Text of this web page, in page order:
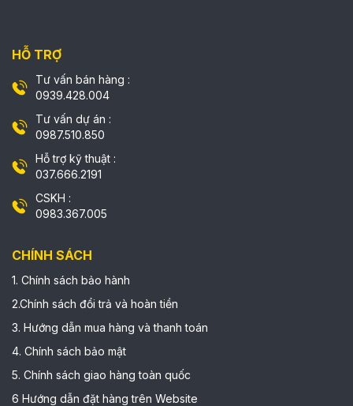
HỖ TRỢ
Tư vấn bán hàng :
0939.428.004
Tư vấn dự án :
0987.510.850
Hỗ trợ kỹ thuật :
037.666.2191
CSKH :
0983.367.005
CHÍNH SÁCH
1. Chính sách bảo hành
2.Chính sách đổi trả và hoàn tiền
3. Hướng dẫn mua hàng và thanh toán
4. Chính sách bảo mật
5. Chính sách giao hàng toàn quốc
6 Hướng dẫn đặt hàng trên Website